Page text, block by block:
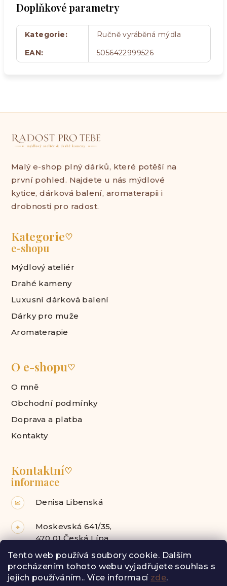
Tento web používá soubory cookie. Dalším
procházením tohoto webu vyjadřujete souhlas s
jejich používáním.. Více informací zde.
Doplňkové parametry
Kategorie:
Ručně vyráběná mýdla
EAN: 5056422999526
Malý e-shop plný dárků, které potěší na
první pohled. Najdete u nás mýdlové
kytice, dárková balení, aromaterapii i
drobnosti pro radost.
Kategorie♡
e-shopu
Mýdlový ateliér
Drahé kameny
Luxusní dárková balení
Dárky pro muže
Aromaterapie
O e-shopu♡
O mně
Obchodní podmínky
Doprava a platba
Kontakty
Kontaktní♡
informace
✉ Denisa Libenská
⌖
Moskevská 641/35,
470 01 Česká Lípa
Facebook Instagram